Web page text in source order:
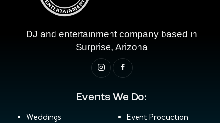
DJ and entertainment company based in
Surprise, Arizona
Events We Do:
Weddings
Event Production